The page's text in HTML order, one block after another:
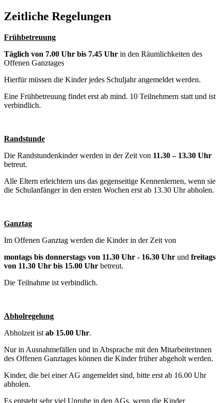
Zeitliche Regelungen
Frühbetreuung
Täglich von 7.00 Uhr bis 7.45 Uhr in den Räumlichkeiten des
Offenen Ganztages
Hierfür müssen die Kinder jedes Schuljahr angemeldet werden.
Eine Frühbetreuung findet erst ab mind. 10 Teilnehmern statt und ist
verbindlich.
Randstunde
Die Randstundenkinder werden in der Zeit von 11.30 – 13.30 Uhr
betreut.
Alle Eltern erleichtern uns das gegenseitige Kennenlernen, wenn sie
die Schulanfänger in den ersten Wochen erst ab 13.30 Uhr abholen.
Ganztag
Im Offenen Ganztag werden die Kinder in der Zeit von
montags bis donnerstags von 11.30 Uhr - 16.30 Uhr und freitags
von 11.30 Uhr bis 15.00 Uhr betreut.
Die Teilnahme ist verbindlich.
Abholregelung
Abholzeit ist ab 15.00 Uhr.
Nur in Ausnahmefällen und in Absprache mit den Mitarbeiterinnen
des Offenen Ganztages können die Kinder früher abgeholt werden.
Kinder, die bei einer AG angemeldet sind, bitte erst ab 16.00 Uhr
abholen.
Es entsteht sehr viel Unruhe in den AGs, wenn die Kinder